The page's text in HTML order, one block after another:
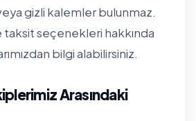
gizli kalemler bulunmaz.
taksit seçenekleri hakkında
bilgi alabilirsiniz.
Arasındaki